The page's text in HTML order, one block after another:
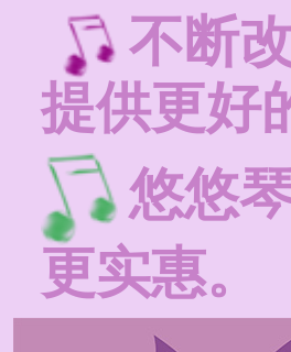
不断
提供更好
悠悠
更实惠。